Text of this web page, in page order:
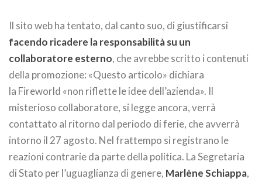
Il sito web ha tentato, dal canto suo, di giustificarsi
facendo ricadere la responsabilità su un
collaboratore esterno, che avrebbe scritto i contenuti
della promozione: «Questo articolo» dichiara
la Fireworld «non riflette le idee dell’azienda». Il
misterioso collaboratore, si legge ancora, verrà
contattato al ritorno dal periodo di ferie, che avverrà
intorno il 27 agosto. Nel frattempo si registrano le
reazioni contrarie da parte della politica. La Segretaria
di Stato per l’uguaglianza di genere, Marlène Schiappa,